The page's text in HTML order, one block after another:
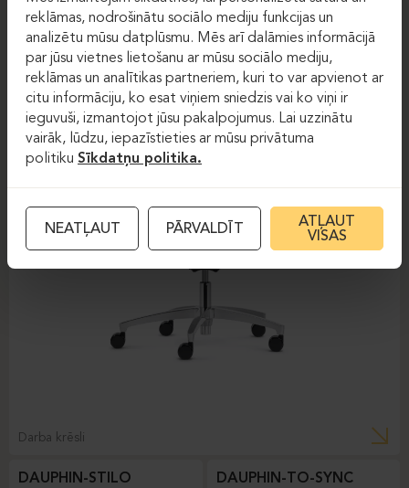
DAUPHIN-SHAPE MESH
Darba krēsli
DAUPHIN-STILO
DAUPHIN-TO-SYNC
reklāmas, nodrošinātu sociālo mediju funkcijas un
analizētu mūsu datplūsmu. Mēs arī dalāmies informācijā
par jūsu vietnes lietošanu ar mūsu sociālo mediju,
reklāmas un analītikas partneriem, kuri to var apvienot ar
citu informāciju, ko esat viņiem sniedzis vai ko viņi ir
ieguvuši, izmantojot jūsu pakalpojumus. Lai uzzinātu
vairāk, lūdzu, iepazīstieties ar mūsu privātuma
politiku Sīkdatņu politika.
NEATĻAUT PĀRVALDĪT
ATĻAUT
VISAS